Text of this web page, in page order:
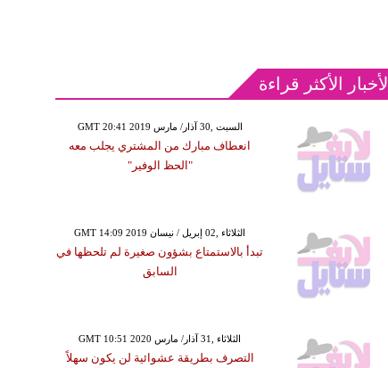
الأخبار الأكثر قراءة
GMT 20:41 2019 السبت ,30 آذار/ مارس
انعطاف مبارك من المشتري يجلب معه
"الحظ الوفير"
GMT 14:09 2019 الثلاثاء ,02 إبريل / نيسان
تبدأ بالاستمتاع بشؤون صغيرة لم تلحظها في
السابق
GMT 10:51 2020 الثلاثاء ,31 آذار/ مارس
التصرف بطريقة عشوائية لن يكون سهلاً